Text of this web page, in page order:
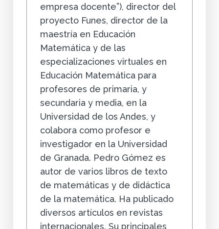
empresa docente”), director del
proyecto Funes, director de la
maestría en Educación
Matemática y de las
especializaciones virtuales en
Educación Matemática para
profesores de primaria, y
secundaria y media, en la
Universidad de los Andes, y
colabora como profesor e
investigador en la Universidad
de Granada. Pedro Gómez es
autor de varios libros de texto
de matemáticas y de didáctica
de la matemática. Ha publicado
diversos artículos en revistas
internacionales. Su principales